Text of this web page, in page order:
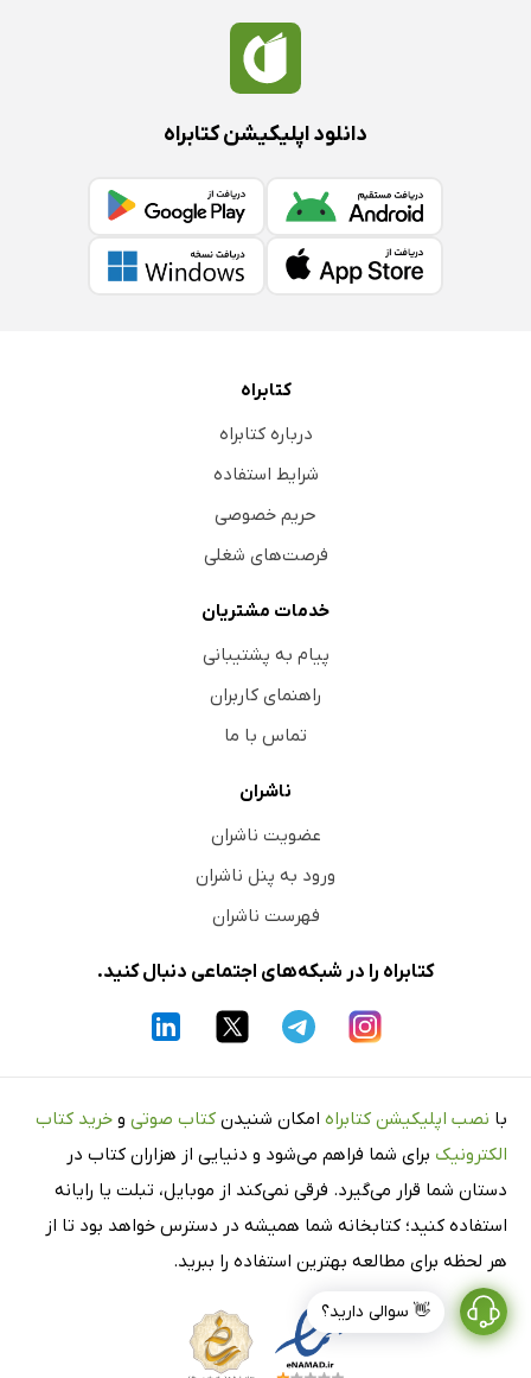
👋 سوالی دارید؟
دانلود اپلیکیشن کتابراه
کتابراه
درباره کتابراه
شرایط استفاده
حریم خصوصی
فرصت‌های شغلی
خدمات مشتریان
پیام به پشتیبانی
راهنمای کاربران
تماس با ما
ناشران
عضویت ناشران
ورود به پنل ناشران
فهرست ناشران
کتابراه را در شبکه‌های اجتماعی دنبال کنید.
با نصب اپلیکیشن کتابراه امکان شنیدن کتاب صوتی و خرید کتاب
الکترونیک برای شما فراهم می‌شود و دنیایی از هزاران کتاب در
دستان شما قرار می‌گیرد. فرقی نمی‌کند از موبایل، تبلت یا رایانه
استفاده کنید؛ کتابخانه شما همیشه در دسترس خواهد بود تا از
هر لحظه برای مطالعه بهترین استفاده را ببرید.